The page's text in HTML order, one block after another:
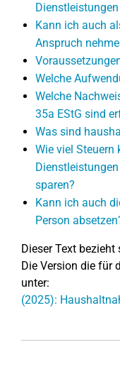
Kann ich auch
Anspruch
Welche
Welche
35a EStG sind
Was sind
Wie viel
sparen?
Kann ich auch
Person
Dieser Text
Die Version die für
unter:
(2025):